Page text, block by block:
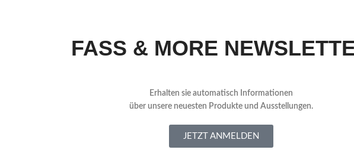
FASS & MORE
Erhalten sie automatisch Informationen
über unsere neuesten Produkte und Ausstellungen.
JETZT ANMELDEN